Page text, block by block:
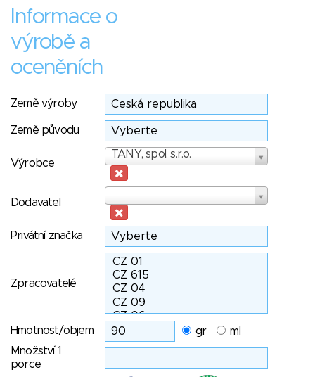
Informace o
výrobě a
oceněních
Země výroby
Země původu
Výrobce
TANY, spol. s.r.o.
Výrobce
Dodavatel
Privátní značka
Zpracovatelé
Hmotnost/objem gr
ml
Množství 1
porce